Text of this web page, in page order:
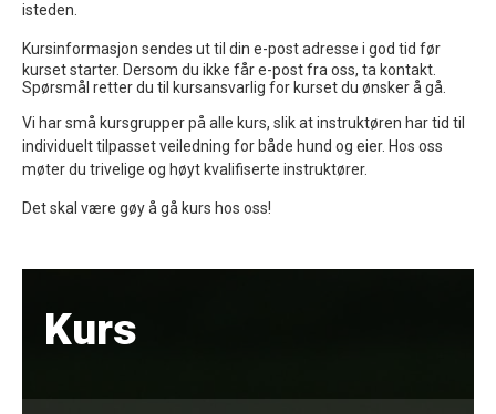
isteden.
Kursinformasjon sendes ut til din e-post adresse i god tid før
kurset starter. Dersom du ikke får e-post fra oss, ta kontakt.
Spørsmål retter du til kursansvarlig for kurset du ønsker å gå.
Vi har små kursgrupper på alle kurs, slik atinstruktøren har tid til
individuelt tilpasset veiledning for både hund og eier. Hos oss
møter du trivelige og høyt kvalifiserte instruktører.
Det skal være gøy å gå kurs hos oss!
Kurs